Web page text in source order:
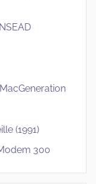
(1991)
300